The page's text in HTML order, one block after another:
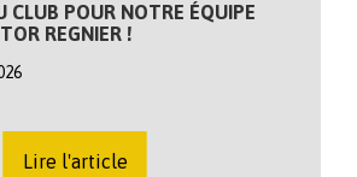
CLUB POUR NOTRE ÉQUIPE
REGNIER !
Lire l'article